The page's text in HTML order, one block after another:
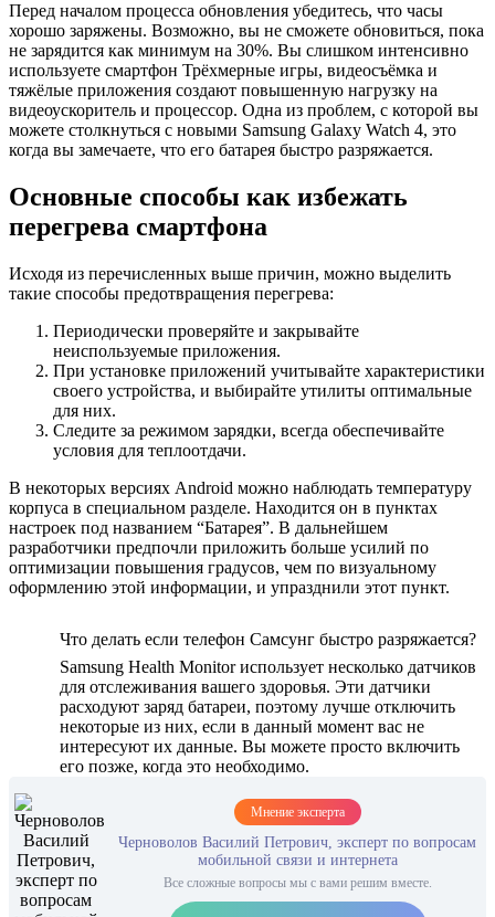
Перед началом процесса обновления убедитесь, что часы
хорошо заряжены. Возможно, вы не сможете обновиться, пока
не зарядится как минимум на 30%. Вы слишком интенсивно
используете смартфон Трёхмерные игры, видеосъёмка и
тяжёлые приложения создают повышенную нагрузку на
видеоускоритель и процессор. Одна из проблем, с которой вы
можете столкнуться с новыми Samsung Galaxy Watch 4, это
когда вы замечаете, что его батарея быстро разряжается.
Основные способы как избежать
перегрева смартфона
Исходя из перечисленных выше причин, можно выделить
такие способы предотвращения перегрева:
Периодически проверяйте и закрывайте
неиспользуемые приложения.
При установке приложений учитывайте характеристики
своего устройства, и выбирайте утилиты оптимальные
для них.
Следите за режимом зарядки, всегда обеспечивайте
условия для теплоотдачи.
В некоторых версиях Android можно наблюдать температуру
корпуса в специальном разделе. Находится он в пунктах
настроек под названием “Батарея”. В дальнейшем
разработчики предпочли приложить больше усилий по
оптимизации повышения градусов, чем по визуальному
оформлению этой информации, и упразднили этот пункт.
Что делать если телефон Самсунг быстро разряжается?
Samsung Health Monitor использует несколько датчиков
для отслеживания вашего здоровья. Эти датчики
расходуют заряд батареи, поэтому лучше отключить
некоторые из них, если в данный момент вас не
интересуют их данные. Вы можете просто включить
его позже, когда это необходимо.
Мнение эксперта
Черноволов Василий Петрович, эксперт по вопросам
мобильной связи и интернета
Все сложные вопросы мы с вами решим вместе.